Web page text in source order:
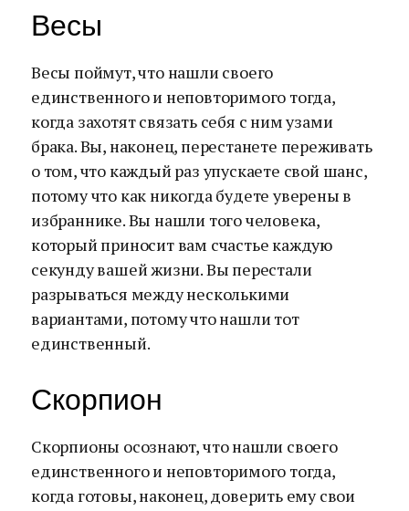
Весы
Весы поймут, что нашли своего
единственного и неповторимого тогда,
когда захотят связать себя с ним узами
брака. Вы, наконец, перестанете переживать
о том, что каждый раз упускаете свой шанс,
потому что как никогда будете уверены в
избраннике. Вы нашли того человека,
который приносит вам счастье каждую
секунду вашей жизни. Вы перестали
разрываться между несколькими
вариантами, потому что нашли тот
единственный.
Скорпион
Скорпионы осознают, что нашли своего
единственного и неповторимого тогда,
когда готовы, наконец, доверить ему свои